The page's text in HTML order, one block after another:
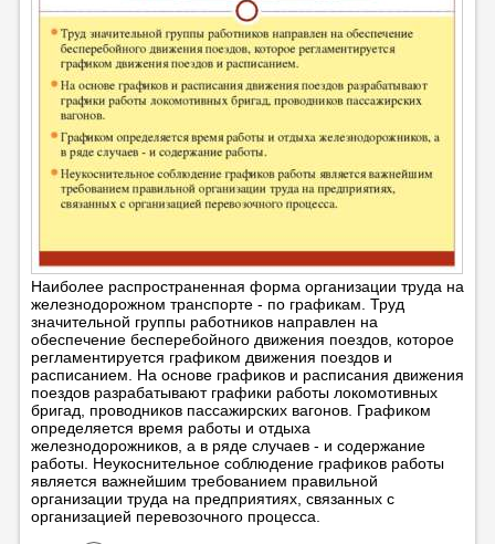
Наиболее распространенная форма организации труда на
железнодорожном транспорте - по графикам. Труд
значительной группы работников направлен на
обеспечение бесперебойного движения поездов, которое
регламентируется графиком движения поездов и
расписанием. На основе графиков и расписания движения
поездов разрабатывают графики работы локомотивных
бригад, проводников пассажирских вагонов. Графиком
определяется время работы и отдыха
железнодорожников, а в ряде случаев - и содержание
работы. Неукоснительное соблюдение графиков работы
является важнейшим требованием правильной
организации труда на предприятиях, связанных с
организацией перевозочного процесса.